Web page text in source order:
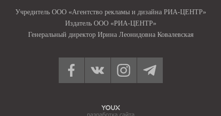
Учредитель ООО «Агентство рекламы и дизайна РИА-ЦЕНТР»
Издатель ООО «РИА-ЦЕНТР»
Генеральный директор Ирина Леонидовна Ковалевская